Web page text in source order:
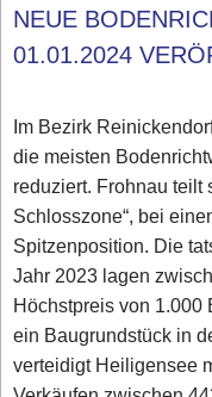
NEUE
01.01.2024
Im Bezirk
die meisten
reduziert. Frohnau teilt
Schlosszone“, bei
Spitzenposition. Die
Jahr 2023 lagen
Höchstpreis von 1.000
ein Baugrundstück in
verteidigt Heiligensee